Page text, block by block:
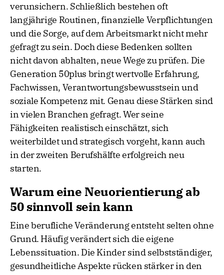
verunsichern. Schließlich bestehen oft
langjährige Routinen, finanzielle Verpflichtungen
und die Sorge, auf dem Arbeitsmarkt nicht mehr
gefragt zu sein. Doch diese Bedenken sollten
nicht davon abhalten, neue Wege zu prüfen. Die
Generation 50plus bringt wertvolle Erfahrung,
Fachwissen, Verantwortungsbewusstsein und
soziale Kompetenz mit. Genau diese Stärken sind
in vielen Branchen gefragt. Wer seine
Fähigkeiten realistisch einschätzt, sich
weiterbildet und strategisch vorgeht, kann auch
in der zweiten Berufshälfte erfolgreich neu
starten.
Warum eine Neuorientierung ab
50 sinnvoll sein kann
Eine berufliche Veränderung entsteht selten ohne
Grund. Häufig verändert sich die eigene
Lebenssituation. Die Kinder sind selbstständiger,
gesundheitliche Aspekte rücken stärker in den